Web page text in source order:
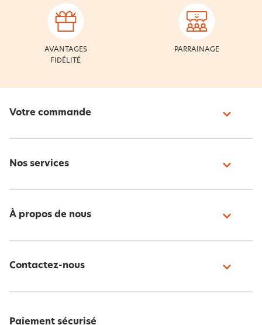
AVANTAGES
FIDÉLITÉ
PARRAINAGE
Votre commande
Nos services
À propos de nous
Contactez-nous
Paiement sécurisé